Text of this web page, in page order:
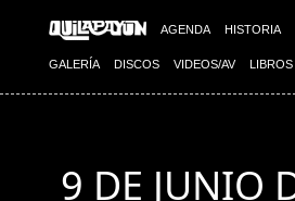
AGENDA HISTORIA
GALERÍA DISCOS VIDEOS/AV LIBROS
9 DE JUNIO